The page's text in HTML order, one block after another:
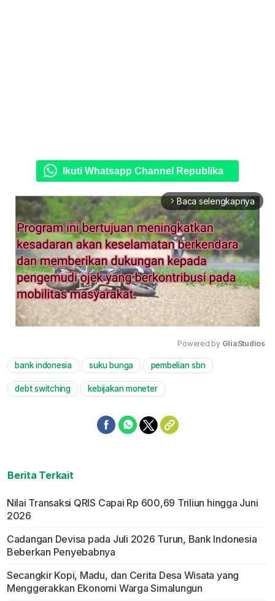
Ikuti Whatsapp Channel Republika
arrow_forward_ios Baca selengkapnya
Powered by GliaStudios
bank indonesia suku bunga pembelian sbn
debt switching kebijakan moneter
Berita Terkait
Nilai Transaksi QRIS Capai Rp 600,69 Triliun hingga Juni
2026
Cadangan Devisa pada Juli 2026 Turun, Bank Indonesia
Beberkan Penyebabnya
Secangkir Kopi, Madu, dan Cerita Desa Wisata yang
Menggerakkan Ekonomi Warga Simalungun